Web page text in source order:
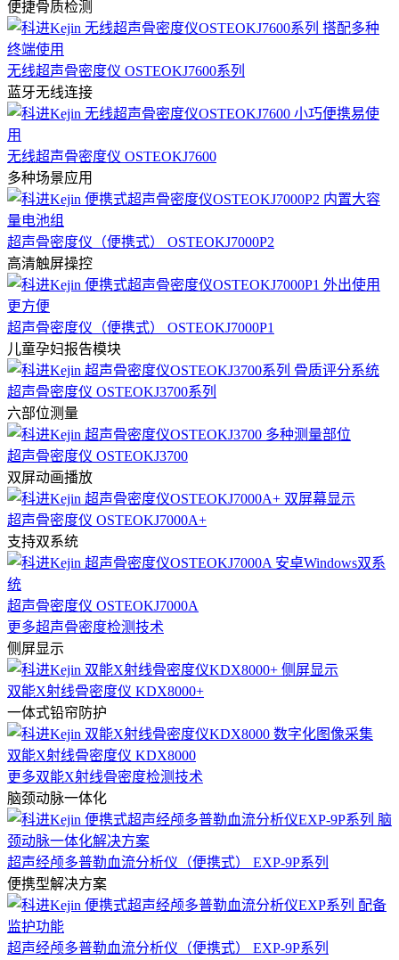
便捷骨质检测
无线超声骨密度仪 OSTEOKJ7600系列
蓝牙无线连接
无线超声骨密度仪 OSTEOKJ7600
多种场景应用
超声骨密度仪（便携式） OSTEOKJ7000P2
高清触屏操控
超声骨密度仪（便携式） OSTEOKJ7000P1
儿童孕妇报告模块
超声骨密度仪 OSTEOKJ3700系列
六部位测量
超声骨密度仪 OSTEOKJ3700
双屏动画播放
超声骨密度仪 OSTEOKJ7000A+
支持双系统
超声骨密度仪 OSTEOKJ7000A
更多超声骨密度检测技术
侧屏显示
双能X射线骨密度仪 KDX8000+
一体式铅帘防护
双能X射线骨密度仪 KDX8000
更多双能X射线骨密度检测技术
脑颈动脉一体化
超声经颅多普勒血流分析仪（便携式） EXP-9P系列
便携型解决方案
超声经颅多普勒血流分析仪（便携式） EXP-9P系列